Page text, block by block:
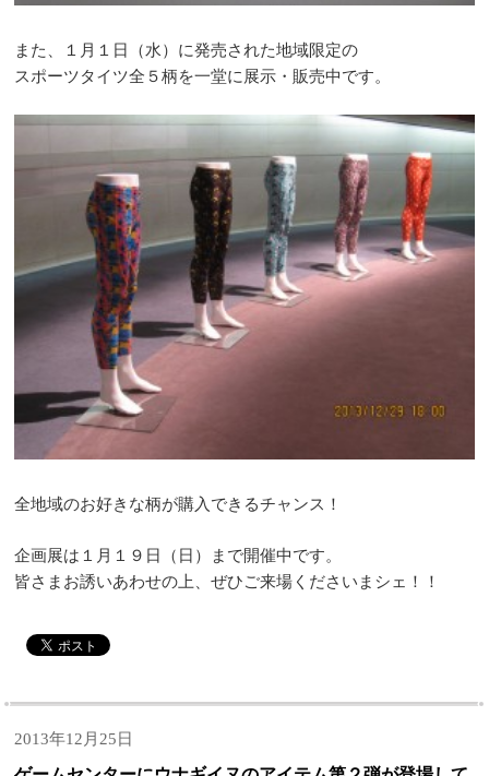
また、１月１日（水）に発売された地域限定の
スポーツタイツ全５柄を一堂に展示・販売中です。
全地域のお好きな柄が購入できるチャンス！
企画展は１月１９日（日）まで開催中です。
皆さまお誘いあわせの上、ぜひご来場くださいまシェ！！
2013年12月25日